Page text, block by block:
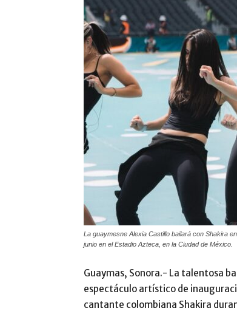
La guaymesne Alexia Castillo bailará con Shakira
junio en el Estadio Azteca, en la Ciudad de México.
Guaymas, Sonora.- La talentosa
espectáculo artístico de
cantante colombiana Shakira